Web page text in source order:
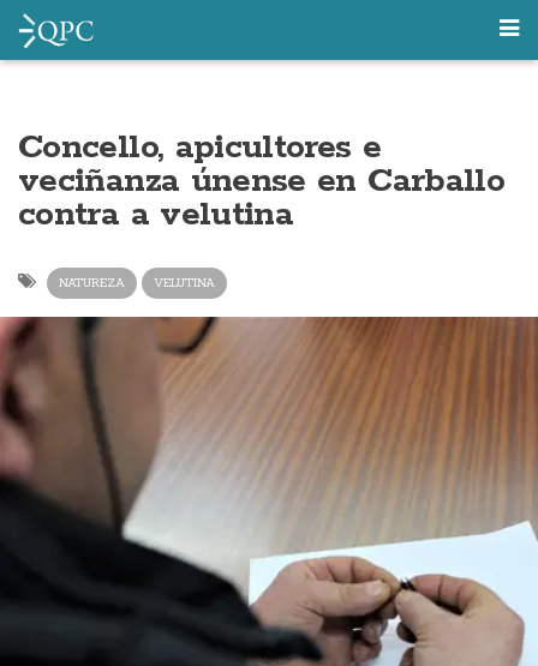
Concello, apicultores e
veciñanza únense en Carballo
contra a velutina
NATUREZA VELUTINA